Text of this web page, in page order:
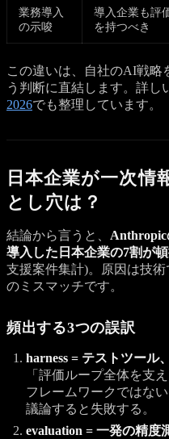
業務導入
の示唆
導入企業も評
を持つべき
この違いは、自社のAI戦略
う判断に直結します。詳し
2026でも整理しています。
日本企業が一次情
とし穴は？
結論から言うと、 Anthropic
導入した日本企業の7割が
支援案件集計)。原因は技
のミスマッチです。
頻出する3つの誤訳
harness = テストツール
「評価ループ全体を支
フレームワークではな
議論すると失敗する。
evaluation = 一発の精度